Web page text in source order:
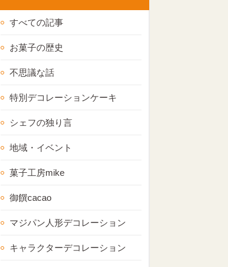
すべての記事
お菓子の歴史
不思議な話
特別デコレーションケーキ
シェフの独り言
地域・イベント
菓子工房mike
御饌cacao
マジパン人形デコレーション
キャラクターデコレーション